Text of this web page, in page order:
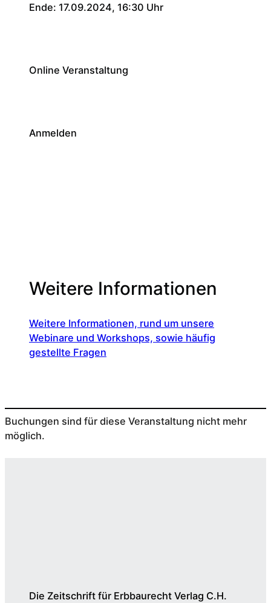
Ende: 17.09.2024, 16:30 Uhr
Online Veranstaltung
Anmelden
Weitere Informationen
Weitere Informationen, rund um unsere
Webinare und Workshops, sowie häufig
gestellte Fragen
Buchungen sind für diese Veranstaltung nicht mehr
möglich.
Die Zeitschrift für Erbbaurecht Verlag C.H.